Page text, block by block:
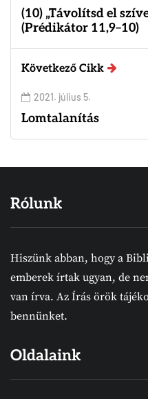
(10) „Távolítsd el
(Prédikátor 11,9–10)
Következő Cikk
2021. július 5.
Lomtalanítás
Rólunk
Hiszünk abban, hogy a
emberek írtak ugyan, de
van írva. Az Írás örök
bennünket.
Oldalaink